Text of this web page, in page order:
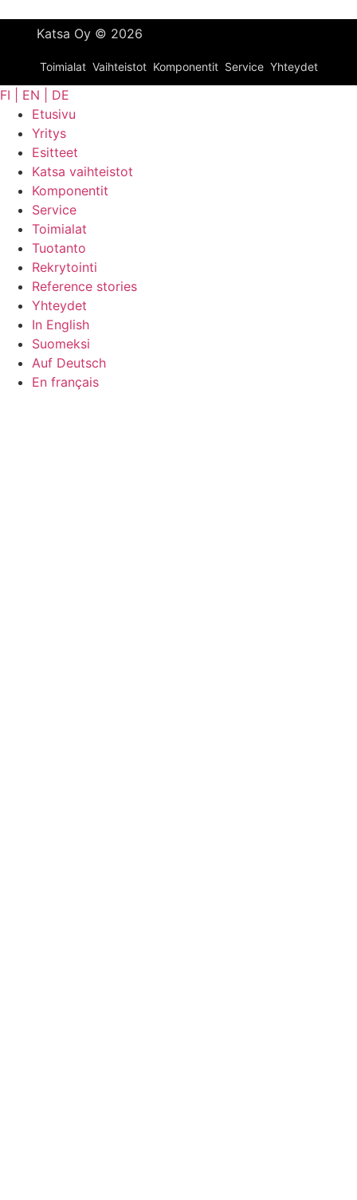
Katsa Oy © 2026
Toimialat Vaihteistot Komponentit Service Yhteydet
FI | EN | DE
Etusivu
Yritys
Esitteet
Katsa vaihteistot
Komponentit
Service
Toimialat
Tuotanto
Rekrytointi
Reference stories
Yhteydet
In English
Suomeksi
Auf Deutsch
En français